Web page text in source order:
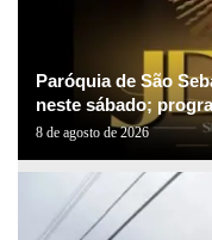
Paróquia de São
neste sábado;
8 de agosto de 2026